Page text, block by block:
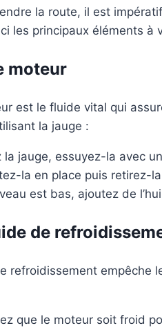
la route, il est
les principaux éléments à
moteur
est le fluide vital qui
la jauge :
la jauge, essuyez-la avec
la en place puis retirez-
est bas, ajoutez de
de
refroidissement empêche
que le moteur soit froid